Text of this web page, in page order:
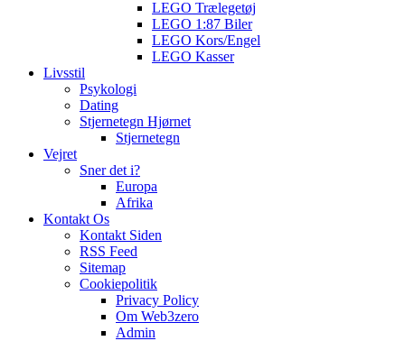
LEGO Trælegetøj
LEGO 1:87 Biler
LEGO Kors/Engel
LEGO Kasser
Livsstil
Psykologi
Dating
Stjernetegn Hjørnet
Stjernetegn
Vejret
Sner det i?
Europa
Afrika
Kontakt Os
Kontakt Siden
RSS Feed
Sitemap
Cookiepolitik
Privacy Policy
Om Web3zero
Admin